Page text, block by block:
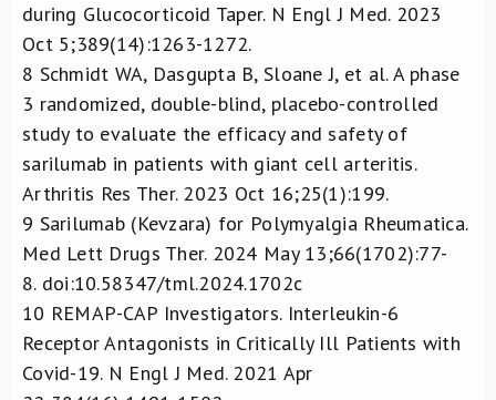
during Glucocorticoid Taper. N Engl J Med. 2023
Oct 5;389(14):1263-1272.
8 Schmidt WA, Dasgupta B, Sloane J, et al. A phase
3 randomized, double-blind, placebo-controlled
study to evaluate the efficacy and safety of
sarilumab in patients with giant cell arteritis.
Arthritis Res Ther. 2023 Oct 16;25(1):199.
9 Sarilumab (Kevzara) for Polymyalgia Rheumatica.
Med Lett Drugs Ther. 2024 May 13;66(1702):77-
8. doi:10.58347/tml.2024.1702c
10 REMAP-CAP Investigators. Interleukin-6
Receptor Antagonists in Critically Ill Patients with
Covid-19. N Engl J Med. 2021 Apr